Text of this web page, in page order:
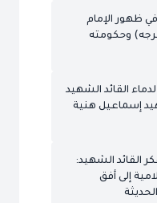
في ظهور الإمام
وحكومته
القائد الشهيد
إسماعيل هنية
القائد الشهيد:
إلى أفق